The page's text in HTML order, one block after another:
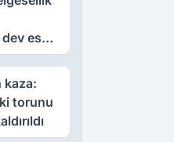
dev eseri
kaza:
torunu